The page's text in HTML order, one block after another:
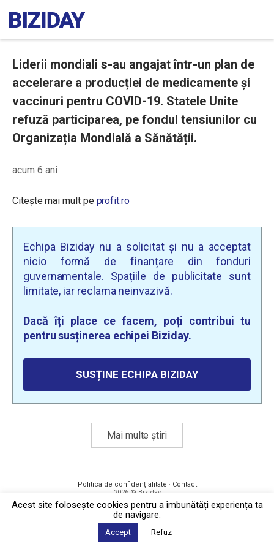
Liderii mondiali s-au angajat într-un plan de
accelerare a producției de medicamente și
vaccinuri pentru COVID-19. Statele Unite
refuză participarea, pe fondul tensiunilor cu
Organizația Mondială a Sănătății.
acum 6 ani
Citește mai mult pe profit.ro
Echipa Biziday nu a solicitat și nu a acceptat
nicio formă de finanțare din fonduri
guvernamentale. Spațiile de publicitate sunt
limitate, iar reclama neinvazivă.
Dacă îți place ce facem, poți contribui tu
pentru susținerea echipei Biziday.
SUSȚINE ECHIPA BIZIDAY
Mai multe știri
Politica de confidențialitate · Contact
2026 © Biziday
Acest site foloseşte cookies pentru a îmbunătăți experiența ta
de navigare.
Accept Refuz